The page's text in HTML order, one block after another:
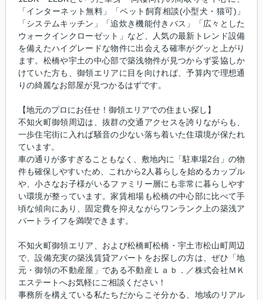
「インターネット無料」「ペット飼育相談(小型犬・猫可)」
「システムキッチン」「追炊き機能付きバス」「広々とした
ウォークインクローゼット」など、人気の最新トレンド設備
を備えたハイグレードな物件に出会える確率がグッと上がり
ます。松橋や宇土の中心部で築浅物件が見つからず妥協しか
けていた方も、御領エリアに目を向ければ、予算内で理想通
りの綺麗なお部屋が見つかるはずです。
【地元のプロにお任せ！御領エリアでの住まい探し】
不知火町御領周辺は、抜群の交通アクセスを誇りながらも、
一歩住宅街に入れば騒音の少ない落ち着いた住環境が保たれ
ています。
車の通りが多すぎることもなく、敷地内に「駐車場2台」の物
件も確保しやすいため、これから2人暮らしを始めるカップル
や、小さなお子様がいるファミリー層にも非常に暮らしやす
い環境が整っています。家賃相場も松橋の中心部に比べて手
頃な傾向にあり、固定費を抑えながらワンランク上の築浅ア
パートライフを満喫できます。
不知火町御領エリア、および松橋町松橋・宇土市松山町周辺
で、設備充実の築浅賃貸アパートをお探しの方は、ぜひ「地
元・御領の不動産屋」である不動産Ｌａｂ．／株式会社ＭＫ
エステートへお気軽にご相談ください！
事務所を構えている私たちだからこそ分かる、地域のリアル